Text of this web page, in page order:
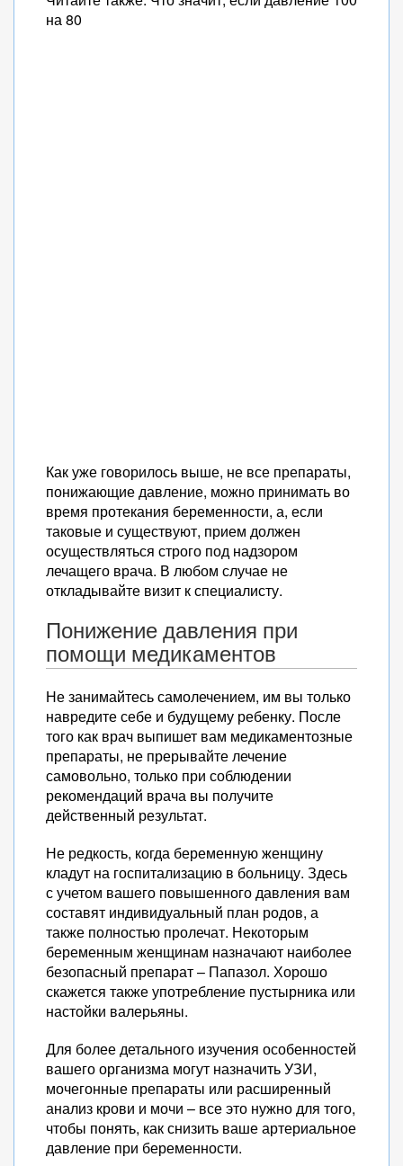
на 80
Как уже говорилось выше, не все препараты,
понижающие давление, можно принимать во
время протекания беременности, а, если
таковые и существуют, прием должен
осуществляться строго под надзором
лечащего врача. В любом случае не
откладывайте визит к специалисту.
Понижение давления при
помощи медикаментов
Не занимайтесь самолечением, им вы только
навредите себе и будущему ребенку. После
того как врач выпишет вам медикаментозные
препараты, не прерывайте лечение
самовольно, только при соблюдении
рекомендаций врача вы получите
действенный результат.
Не редкость, когда беременную женщину
кладут на госпитализацию в больницу. Здесь
с учетом вашего повышенного давления вам
составят индивидуальный план родов, а
также полностью пролечат. Некоторым
беременным женщинам назначают наиболее
безопасный препарат – Папазол. Хорошо
скажется также употребление пустырника или
настойки валерьяны.
Для более детального изучения особенностей
вашего организма могут назначить УЗИ,
мочегонные препараты или расширенный
анализ крови и мочи – все это нужно для того,
чтобы понять, как снизить ваше артериальное
давление при беременности.